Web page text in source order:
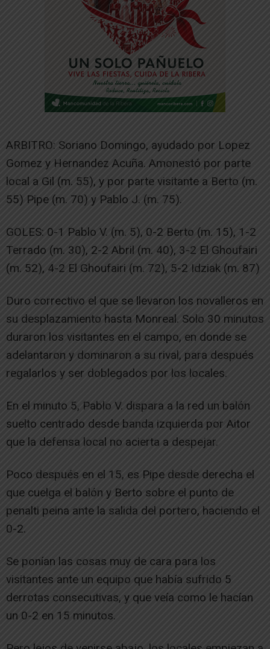
ARBITRO: Soriano Domingo, ayudado por Lopez
Gomez y Hernandez Acuña. Amonestó por parte
local a Gil (m. 55), y por parte visitante a Berto (m.
55) Pipe (m. 70) y Pablo J. (m. 75).
GOLES: 0-1 Pablo V. (m. 5), 0-2 Berto (m. 15), 1-2
Terrado (m. 30), 2-2 Abril (m. 40), 3-2 El Ghoufairi
(m. 52), 4-2 El Ghoufairi (m. 72), 5-2 Idziak (m. 87)
Duro correctivo el que se llevaron los novalleros en
su desplazamiento hasta Monreal. Solo 30 minutos
duraron los visitantes en el campo, en donde se
adelantaron y dominaron a su rival, para después
regalarlos y ser doblegados por los locales.
En el minuto 5, Pablo V. dispara a la red un balón
suelto centrado desde banda izquierda por Aitor
que la defensa local no acierta a despejar.
Poco después en el 15, es Pipe desde derecha el
que cuelga el balón y Berto sobre el punto de
penalti peina ante la salida del portero, haciendo el
0-2.
Se ponían las cosas muy de cara para los
visitantes ante un equipo que había sufrido 5
derrotas consecutivas, y que veía como le hacían
un 0-2 en 15 minutos.